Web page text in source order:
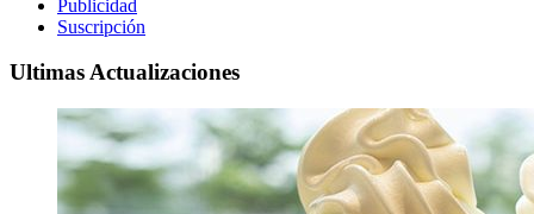
Publicidad
Suscripción
Ultimas Actualizaciones